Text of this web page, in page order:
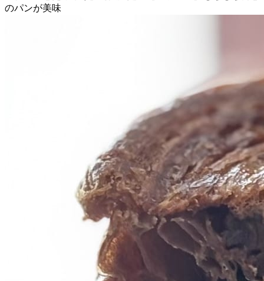
のパンが美味